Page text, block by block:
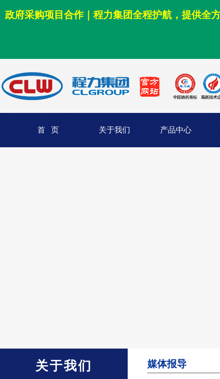
政府采购项目合作｜程力集团全程护航，提供全
首 页 关于我们 产品中心
关于我们 媒体报导